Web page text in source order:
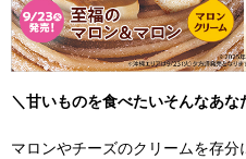
＼甘いものを食べたいそんなあな
マロンやチーズのクリームを存